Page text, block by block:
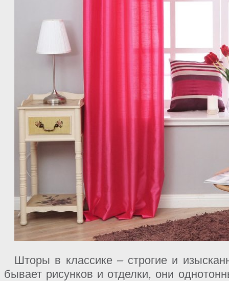
Шторы в классике – строгие и
бывает рисунков и отделки, они